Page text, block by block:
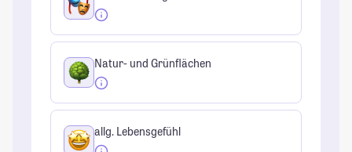
Natur- und Grünflächen
allg. Lebensgefühl